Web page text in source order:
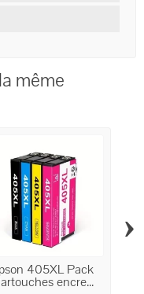
même
405XL Pack
encre...
›